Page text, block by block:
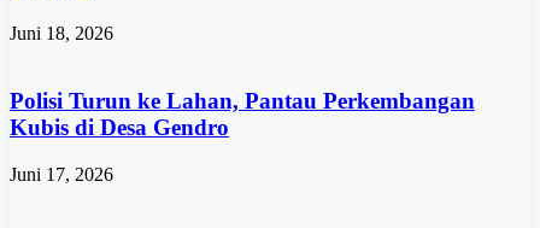
Juni 18, 2026
Polisi Turun ke Lahan, Pantau Perkembangan
Kubis di Desa Gendro
Juni 17, 2026